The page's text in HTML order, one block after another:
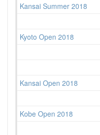
Kansai Summer 2018
Kyoto Open 2018
Kansai Open 2018
Kobe Open 2018